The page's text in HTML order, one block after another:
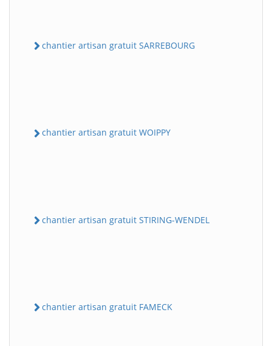
chantier artisan gratuit SARREBOURG
chantier artisan gratuit WOIPPY
chantier artisan gratuit STIRING-WENDEL
chantier artisan gratuit FAMECK